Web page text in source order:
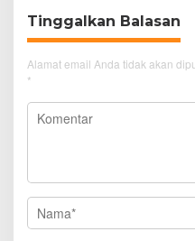
Tinggalkan Balasan
Alamat email Anda tidak akan
*